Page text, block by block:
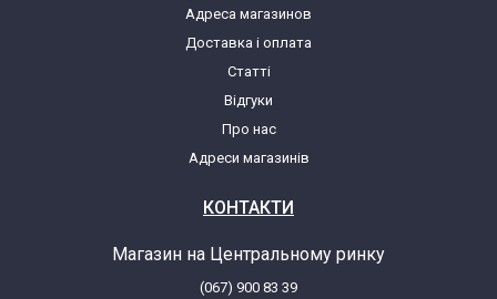
FCGW53022 54310
FCGW53023 54691
FCGW53041 54829
FCGW53120 54309
Адреса магазинов
Доставка і оплата
Статті
Відгуки
Про нас
Адреси магазинів
КОНТАКТИ
Магазин на Центральному ринку
(067) 900 83 39